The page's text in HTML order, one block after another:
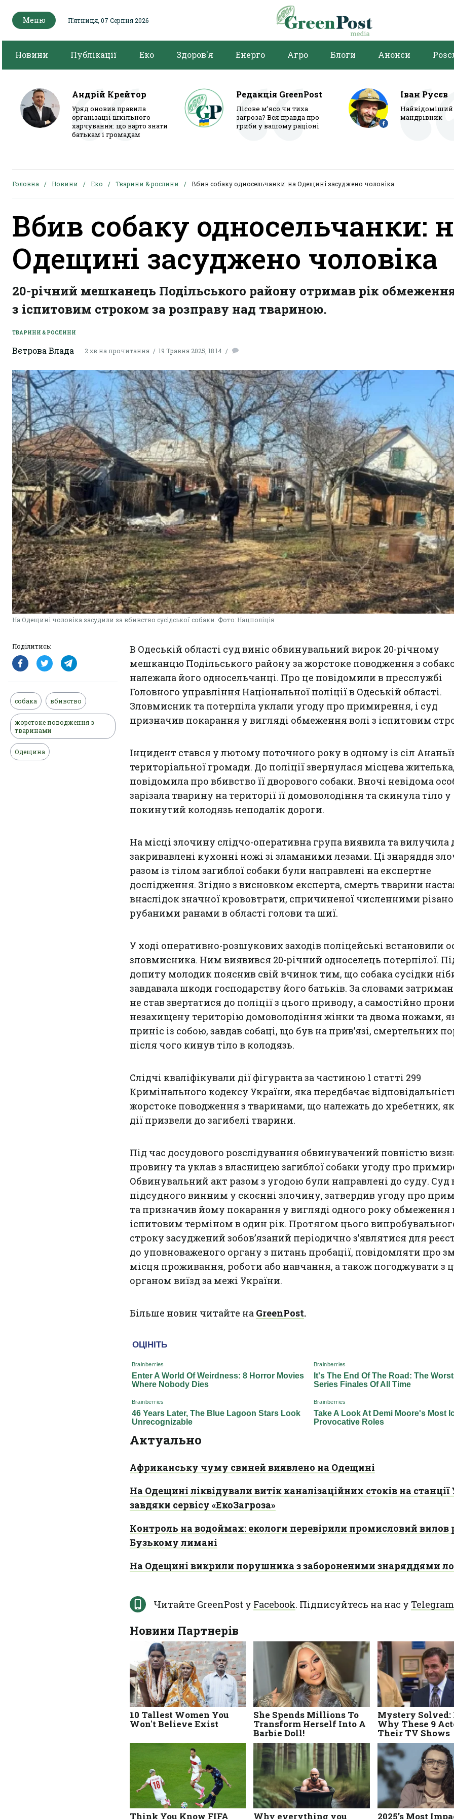
Меню Пʼятниця, 07 Серпня 2026
Новини Публікації Еко Здоров'я Енерго Агро Блоги Анонси
Андрій Крейтор
Уряд оновив правила
організації шкільного
харчування: що варто знати
батькам і громадам
Редакція GreenPost
Лісове м’ясо чи тиха
загроза? Вся правда про
гриби у вашому раціоні
Іван Русєв
мандрівник
Головна Новини Еко Тварини & рослини Вбив собаку односельчанки: на Одещині засуджено чоловіка
Вбив собаку односельчанки:
Одещині засуджено чоловіка
20-річний мешканець Подільського району отримав рік
з іспитовим строком за розправу над твариною.
ТВАРИНИ & РОСЛИНИ
Вєтрова Влада 2 хв на прочитання 19 Травня 2025, 18:14
На Одещині чоловіка засудили за вбивство сусідської собаки. Фото: Нацполіція
Поділитись:
собака вбивство
жорстоке поводження з
тваринами
Одещина
В Одеській області суд виніс обвинувальний вирок 20-річному
мешканцю Подільського району за жорстоке поводження з
належала його односельчанці. Про це повідомили в пресслужбі
Головного управління Національної поліції в Одеській області.
Зловмисник та потерпіла уклали угоду про примирення, і суд
призначив покарання у вигляді обмеження волі з іспитовим
Інцидент стався у лютому поточного року в одному із сіл
територіальної громади. До поліції звернулася місцева
повідомила про вбивство її дворового собаки. Вночі невідома
зарізала тварину на території її домоволодіння та скинула тіло у
покинутий колодязь неподалік дороги.
На місці злочину слідчо-оперативна група виявила та вилучила
закривавлені кухонні ножі зі зламаними лезами. Ці знаряддя
разом із тілом загиблої собаки були направлені на експертне
дослідження. Згідно з висновком експерта, смерть тварини
внаслідок значної крововтрати, спричиненої численними
рубаними ранами в області голови та шиї.
У ході оперативно-розшукових заходів поліцейські встановили
зловмисника. Ним виявився 20-річний односелець потерпілої.
допиту молодик пояснив свій вчинок тим, що собака сусідки
завдавала шкоди господарству його батьків. За словами
не став звертатися до поліції з цього приводу, а самостійно
незахищену територію домоволодіння жінки та двома ножами,
приніс із собою, завдав собаці, що був на прив’язі, смертельних
після чого кинув тіло в колодязь.
Слідчі кваліфікували дії фігуранта за частиною 1 статті 299
Кримінального кодексу України, яка передбачає
жорстоке поводження з тваринами, що належать до хребетних,
дії призвели до загибелі тварини.
Під час досудового розслідування обвинувачений повністю
провину та уклав з власницею загиблої собаки угоду про
Обвинувальний акт разом з угодою були направлені до суду. Суд
підсудного винним у скоєнні злочину, затвердив угоду про
та призначив йому покарання у вигляді одного року обмеження
іспитовим терміном в один рік. Протягом цього
строку засуджений зобов’язаний періодично з’являтися для
до уповноваженого органу з питань пробації, повідомляти про
місця проживання, роботи або навчання, а також погоджувати з
органом виїзд за межі України.
Більше новин читайте на GreenPost.
Актуально
Африканську чуму свиней виявлено на Одещині
На Одещині ліквідували витік каналізаційних стоків на станції
завдяки сервісу «ЕкоЗагроза»
Контроль на водоймах: екологи перевірили промисловий вилов
Бузькому лимані
На Одещині викрили порушника з забороненими знаряддями
Читайте GreenPost у Facebook. Підписуйтесь на нас у Telegram